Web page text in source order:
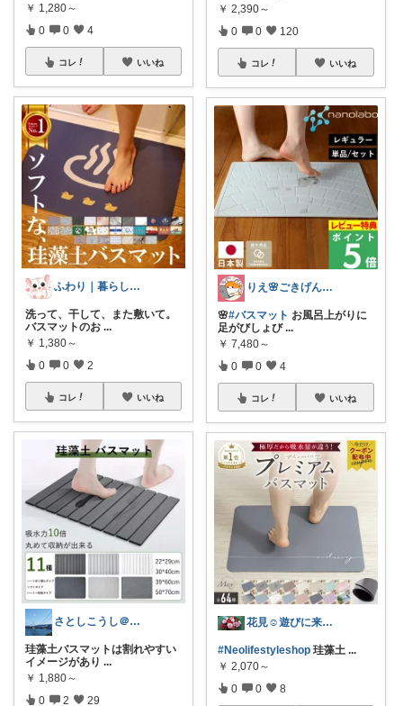
￥ 1,280～
0 0 4
コレ いいね
ふわり｜暮らしの負担をかるくする日用品
洗って、干して、また敷いて。
バスマットのお ...
￥ 1,380～
0 0 2
コレ いいね
さとしこうし＠見つけたら即買いの話題モノ
珪藻土バスマットは割れやすい
イメージがあり ...
￥ 1,880～
0 2 29
￥ 2,390～
0 0 120
コレ いいね
りえ🌸ごきげんな暮らし🏠🌿
🌸#バスマット お風呂上がりに
足がびしょび ...
￥ 7,480～
0 0 4
コレ いいね
花見☺️遊びに来てくれてありがとう😊
#Neolifestyleshop 珪藻土 ...
￥ 2,070～
0 0 8